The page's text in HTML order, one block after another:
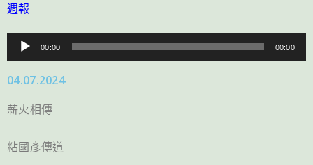
週報
訊
播
放
00:00 00:00
04.07.2024
薪火相傳
粘國彥傳道